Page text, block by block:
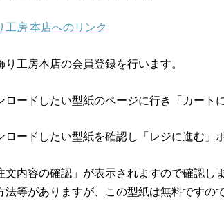
工房 本店へのリンク
工房本店の会員登録を行います。
ードしたい型紙のページに行き「カート
ードしたい型紙を確認し「レジに進む」
内容の確認」が表示されますので確認しま
等がありますが、この型紙は無料ですの